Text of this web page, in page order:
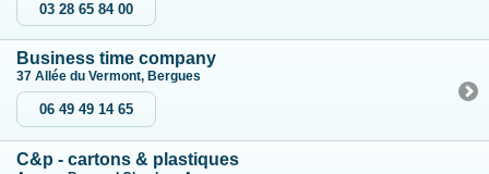
03 28 65 84 00
Business time company
37 Allée du Vermont, Bergues
06 49 49 14 65
C&p - cartons & plastiques